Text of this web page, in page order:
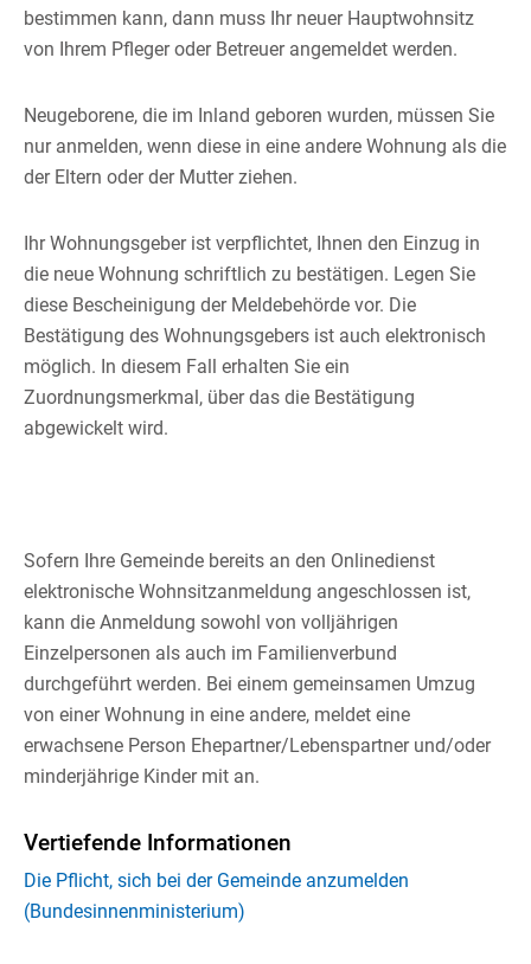
bestimmen kann, dann muss Ihr neuer Hauptwohnsitz
von Ihrem Pfleger oder Betreuer angemeldet werden.
Neugeborene, die im Inland geboren wurden, müssen Sie
nur anmelden, wenn diese in eine andere Wohnung als die
der Eltern oder der Mutter ziehen.
Ihr Wohnungsgeber ist verpflichtet, Ihnen den Einzug in
die neue Wohnung schriftlich zu bestätigen. Legen Sie
diese Bescheinigung der Meldebehörde vor. Die
Bestätigung des Wohnungsgebers ist auch elektronisch
möglich. In diesem Fall erhalten Sie ein
Zuordnungsmerkmal, über das die Bestätigung
abgewickelt wird.
Sofern Ihre Gemeinde bereits an den Onlinedienst
elektronische Wohnsitzanmeldung angeschlossen ist,
kann die Anmeldung sowohl von volljährigen
Einzelpersonen als auch im Familienverbund
durchgeführt werden. Bei einem gemeinsamen Umzug
von einer Wohnung in eine andere, meldet eine
erwachsene Person Ehepartner/Lebenspartner und/oder
minderjährige Kinder mit an.
Vertiefende Informationen
Die Pflicht, sich bei der Gemeinde anzumelden
(Bundesinnenministerium)